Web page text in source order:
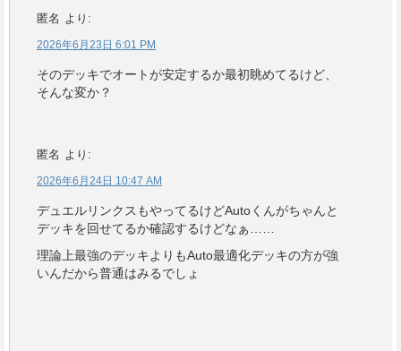
匿名 より:
2026年6月23日 6:01 PM
そのデッキでオートが安定するか最初眺めてるけど、
そんな変か？
匿名 より:
2026年6月24日 10:47 AM
デュエルリンクスもやってるけどAutoくんがちゃんと
デッキを回せてるか確認するけどなぁ……
理論上最強のデッキよりもAuto最適化デッキの方が強
いんだから普通はみるでしょ